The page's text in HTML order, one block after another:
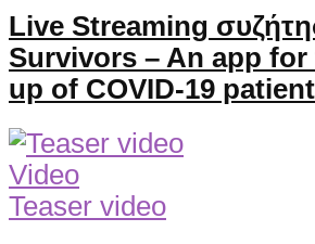
Live Streaming
Survivors – An app
up of COVID-19
Video
Teaser video